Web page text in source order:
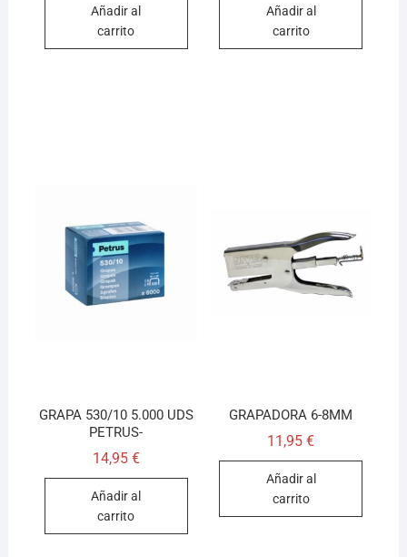
Añadir al
carrito
Añadir al
carrito
GRAPA 530/10 5.000 UDS
PETRUS-
14,95 €
Añadir al
carrito
GRAPADORA 6-8MM
11,95€
Añadir al
carrito